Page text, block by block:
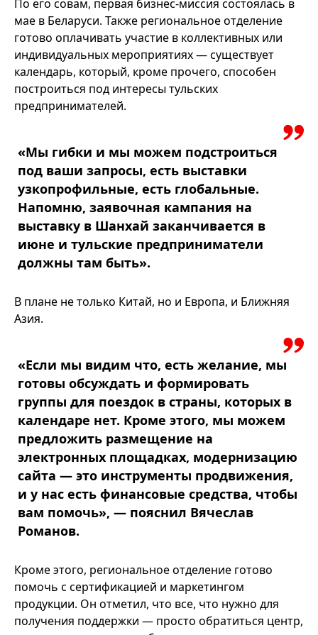
По его совам, первая бизнес-миссия состоялась в
мае в Беларуси. Также региональное отделение
готово оплачивать участие в коллективных или
индивидуальных мероприятиях — существует
календарь, который, кроме прочего, способен
построиться под интересы тульских
предпринимателей.
«Мы гибки и мы можем подстроиться
под ваши запросы, есть выставки
узкопрофильные, есть глобальные.
Напомню, заявочная кампания на
выставку в Шанхай заканчивается в
июне и тульские предприниматели
должны там быть».
В плане не только Китай, но и Европа, и Ближняя
Азия.
«Если мы видим что, есть желание, мы
готовы обсуждать и формировать
группы для поездок в страны, которых в
календаре нет. Кроме этого, мы можем
предложить размещение на
электронных площадках, модернизацию
сайта — это инструменты продвижения,
и у нас есть финансовые средства, чтобы
вам помочь», — пояснил Вячеслав
Романов.
Кроме этого, региональное отделение готово
помочь с сертификацией и маркетингом
продукции. Он отметил, что все, что нужно для
получения поддержки — просто обратиться центр,